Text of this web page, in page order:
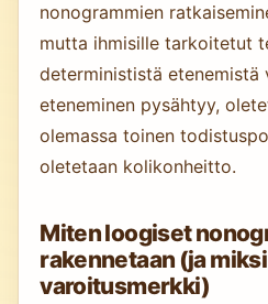
nonogrammien
mutta ihmisille tarkoitetut
determinististä etenemistä
eteneminen pysähtyy,
olemassa toinen
oletetaan kolikonheitto.
Miten loogiset
rakennetaan (ja
varoitusmerkki)